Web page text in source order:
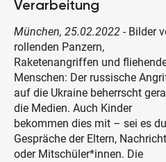
Verarbeitung
München, 25.02.2022 - Bilder
rollenden Panzern,
Raketenangriffen und
Menschen: Der russische
auf die Ukraine beherrscht
die Medien. Auch Kinder
bekommen dies mit – sei es
Gespräche der Eltern,
oder Mitschüler*innen. Die